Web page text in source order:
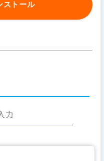
ストール